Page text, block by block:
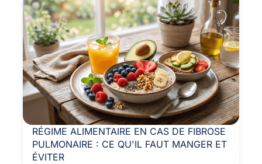
RÉGIME ALIMENTAIRE EN CAS DE FIBROSE
PULMONAIRE : CE QU'IL FAUT MANGER ET
ÉVITER